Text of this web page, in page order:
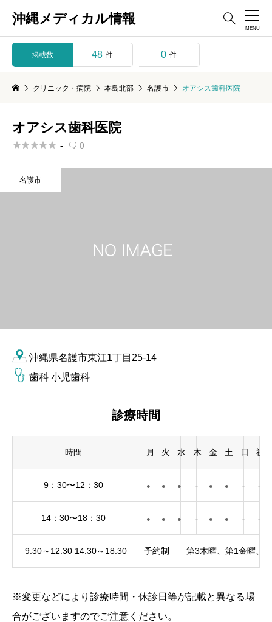
沖縄メディカル情報 
掲載数 48 件 0 件
クリニック・病院 本島北部 名護市 オアシス歯科医院
オアシス歯科医院
 -  0
名護市
沖縄県名護市東江1丁目25-14
歯科 小児歯科
診療時間
時間 月 火 水 木 金 土 日 祝
9：30〜12：30 ● ● ● － ● ● － －
14：30〜18：30 ● ● ● － ● ● － －
9:30～12:30 14:30～18:30 予約制 第3木曜、第1金曜、第2
※変更などにより診療時間・休診日等が記載と異なる場
合がございますのでご注意ください。